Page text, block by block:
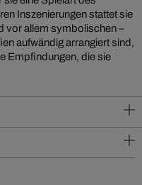
Inszenierungen stattet sie
vor allem symbolischen –
aufwändig arrangiert sind,
Empfindungen, die sie